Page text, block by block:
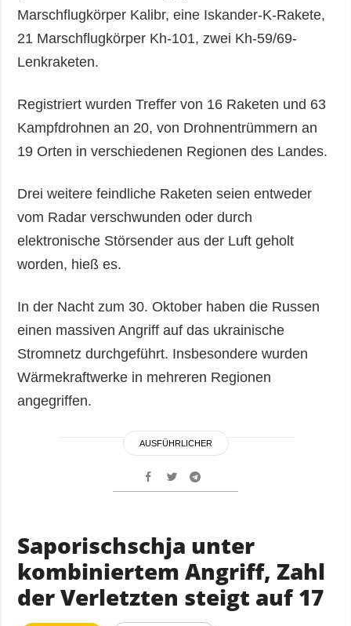
Marschflugkörper Kalibr, eine Iskander-K-Rakete,
21 Marschflugkörper Kh-101, zwei Kh-59/69-
Lenkraketen.
Registriert wurden Treffer von 16 Raketen und 63
Kampfdrohnen an 20, von Drohnentrümmern an
19 Orten in verschiedenen Regionen des Landes.
Drei weitere feindliche Raketen seien entweder
vom Radar verschwunden oder durch
elektronische Störsender aus der Luft geholt
worden, hieß es.
In der Nacht zum 30. Oktober haben die Russen
einen massiven Angriff auf das ukrainische
Stromnetz durchgeführt. Insbesondere wurden
Wärmekraftwerke in mehreren Regionen
angegriffen.
AUSFÜHRLICHER
Saporischschja unter
kombiniertem Angriff, Zahl
der Verletzten steigt auf 17